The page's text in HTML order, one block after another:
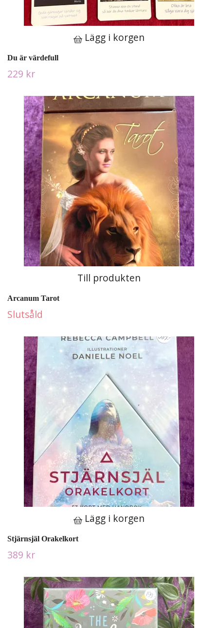
Lägg i korgen
Du är värdefull
229 kr
Till produkten
Arcanum Tarot
Slutsåld
Lägg i korgen
Stjärnsjäl Orakelkort
389 kr